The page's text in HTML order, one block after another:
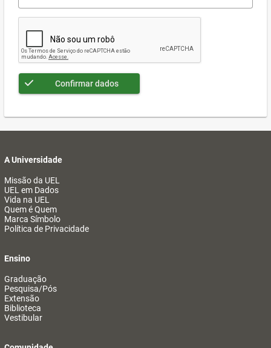
Confirmar dados
A Universidade
Missão da UEL
UEL em Dados
Vida na UEL
Quem é Quem
Marca Símbolo
Política de Privacidade
Ensino
Graduação
Pesquisa/Pós
Extensão
Biblioteca
Vestibular